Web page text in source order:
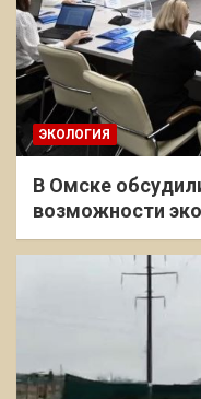
ЭКОЛОГИЯ
В Омске
возможности